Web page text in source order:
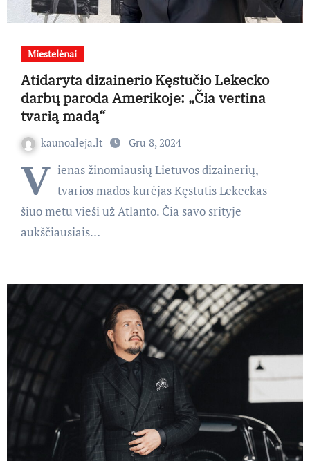
Miestelėnai
Atidaryta dizainerio Kęstučio Lekecko
darbų paroda Amerikoje: „Čia vertina
tvarią madą“
kaunoaleja.lt Gru 8, 2024
V ienas žinomiausių Lietuvos dizainerių,
tvarios mados kūrėjas Kęstutis Lekeckas
šiuo metu vieši už Atlanto. Čia savo srityje
aukščiausiais…